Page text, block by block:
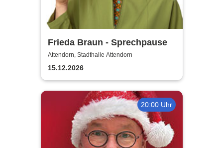
Frieda Braun - Sprechpause
Attendorn, Stadthalle Attendorn
15.12.2026
20:00 Uhr